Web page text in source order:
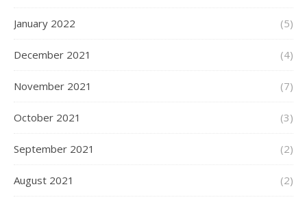
January 2022 (5)
December 2021 (4)
November 2021 (7)
October 2021 (3)
September 2021 (2)
August 2021 (2)